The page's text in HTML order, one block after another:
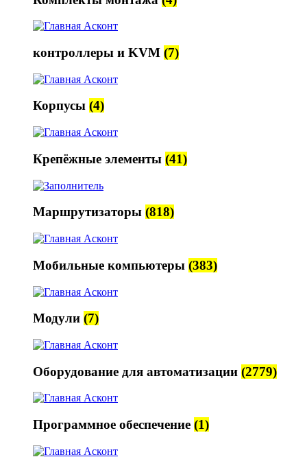
контроллеры и KVM (7)
Корпусы (4)
Крепёжные элементы (41)
Маршрутизаторы (818)
Мобильные компьютеры (383)
Модули (7)
Оборудование для автоматизации (2779)
Программное обеспечение (1)